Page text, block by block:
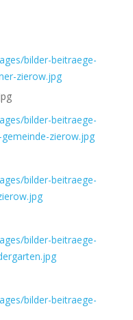
bilder-beitraege-
zierow.jpg
bilder-beitraege-
zierow.jpg
bilder-beitraege-
bilder-beitraege-
bilder-beitraege-